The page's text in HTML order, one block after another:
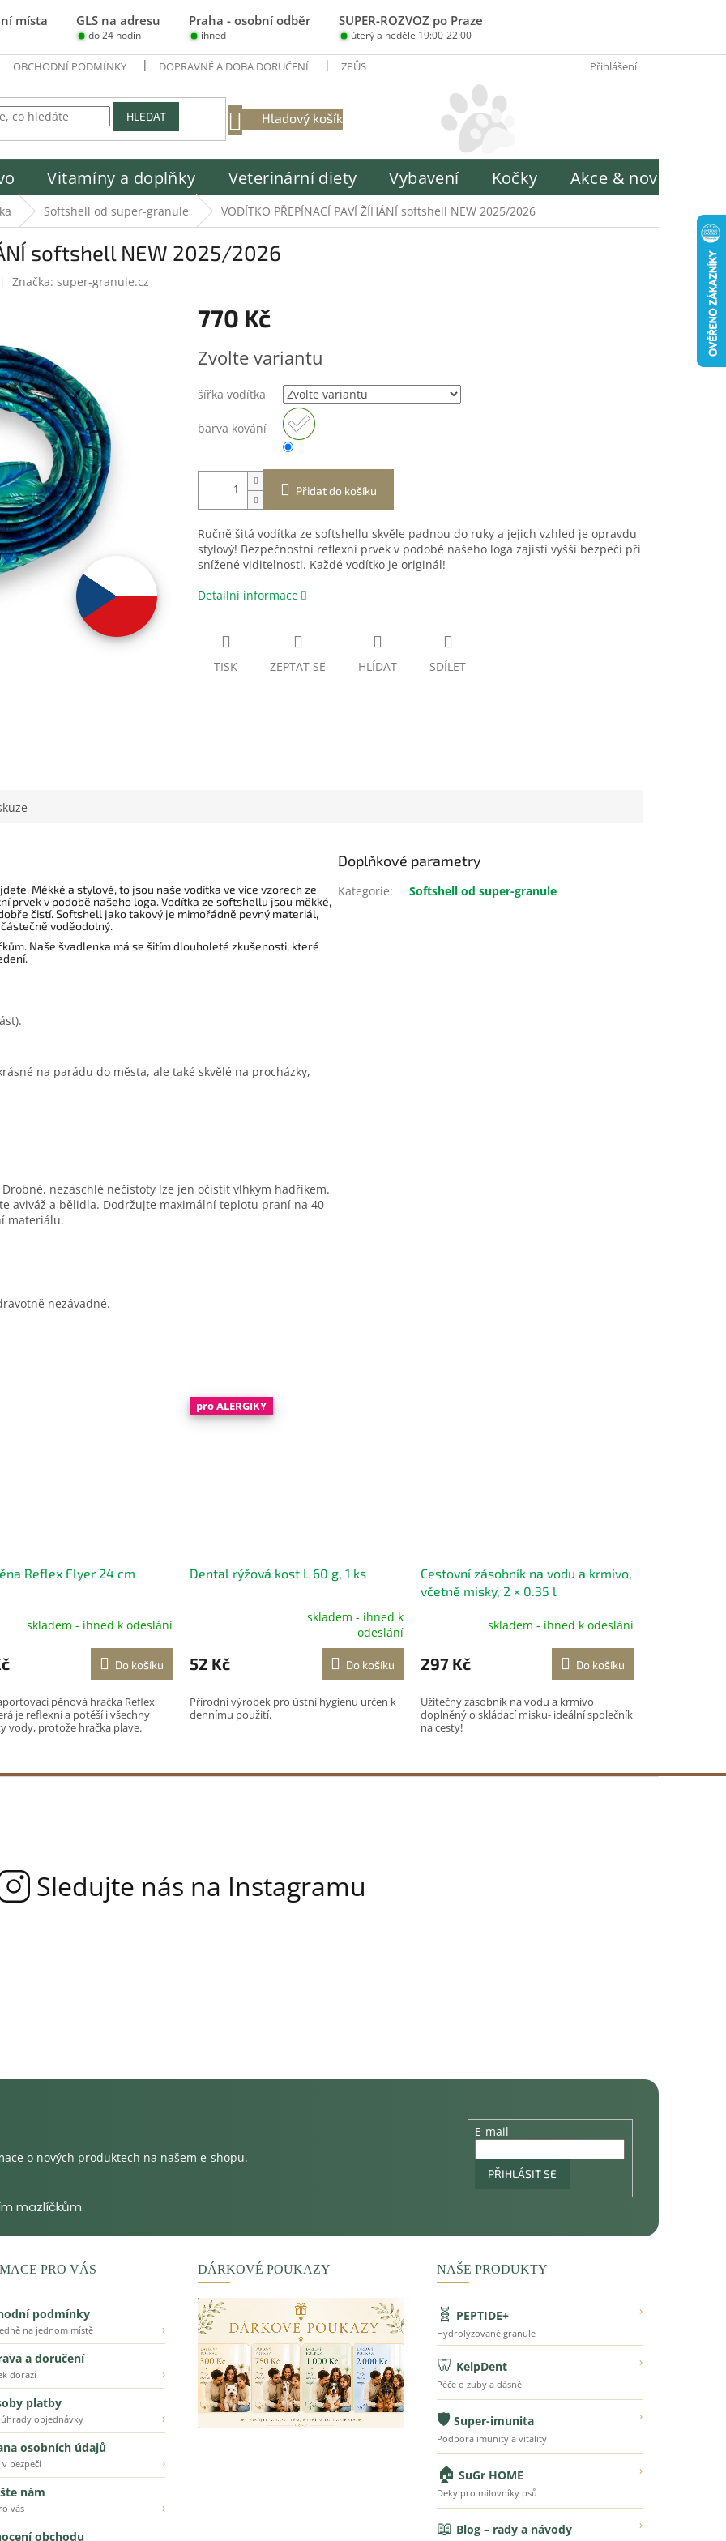
místa GLS na adresu Praha - osobní odběr SUPER-ROZVOZ po Praze
do 24 hodin ihned úterý a neděle 19:00-22:00
OBCHODNÍ PODMÍNKY DOPRAVNÉ A DOBA DORUČENÍ ZPŮSOBY PLATBY INFORMACE O ZPRACOVÁNÍ OSOBNÍCH ÚDAJŮ
Přihlášení
HLEDAT
NÁKUPNÍ
Hladový košík
Vitamíny a doplňky Veterinární diety Vybavení Kočky Akce & novinky
Softshell od super-granule VODÍTKO PŘEPÍNACÍ PAVÍ ŽÍHÁNÍ softshell NEW 2025/2026
softshell NEW 2025/2026
Značka: super-granule.cz
770 Kč
cena:
Zvolte variantu
šířka vodítka
barva kování
Přidat do košíku
Ručně šitá vodítka ze softshellu skvěle padnou do ruky a jejich vzhled je opravdu
stylový! Bezpečnostní reflexní prvek v podobě našeho loga zajistí vyšší bezpečí při
snížené viditelnosti. Každé vodítko je originál!
Detailní informace
TISK ZEPTAT SE HLÍDAT SDÍLET
Měkké a stylové, to jsou naše vodítka ve více vzorech ze
v podobě našeho loga. Vodítka ze softshellu jsou měkké,
čistí. Softshell jako takový je mimořádně pevný materiál,
voděodolný.
Naše švadlenka má se šitím dlouholeté zkušenosti, které
na parádu do města, ale také skvělé na procházky,
Drobné, nezaschlé nečistoty lze jen očistit vlhkým hadříkem.
aviváž a bělidla. Dodržujte maximální teplotu praní na 40
materiálu.
nezávadné.
Doplňkové parametry
Kategorie: Softshell od super-granule
Reflex Flyer 24 cm
skladem - ihned k odeslání
Do košíku
pěnová hračka Reflex
je reflexní a potěší i všechny
vody, protože hračka plave.
pro ALERGIKY
Dental rýžová kost L 60 g, 1 ks
produktu
je
z
5
skladem - ihned k
odeslání
52 Kč Do košíku
Přírodní výrobek pro ústní hygienu určen k
dennímu použití.
Cestovní zásobník na vodu a krmivo,
včetně misky, 2 × 0.35 l
skladem - ihned k odeslání
297 Kč Do košíku
Užitečný zásobník na vodu a krmivo
doplněný o skládací misku- ideální společník
na cesty!
o nových produktech na našem e-shopu.
E-mail
PŘIHLÁSIT SE
PRO VÁS
podmínky
na jednom místě
›
a doručení
dorazí
›
platby
objednávky
›
osobních údajů
v bezpečí
›
nám
vás
›
obchodu
DÁRKOVÉ POUKAZY NAŠE PRODUKTY
🧬 PEPTIDE+ ›
Hydrolyzované granule
🦷 KelpDent ›
Péče o zuby a dásně
🛡️ Super-imunita ›
Podpora imunity a vitality
🏠 SuGr HOME ›
Deky pro milovníky psů
📖 Blog – rady a návody ›